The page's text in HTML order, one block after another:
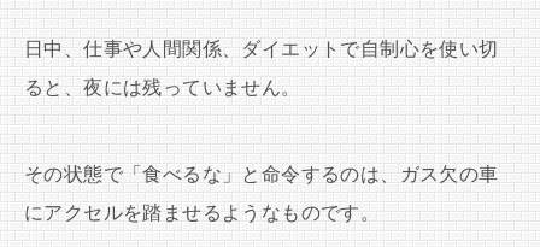
日中、仕事や人間関係、ダイエットで自制心を使い切
ると、夜には残っていません。
その状態で「食べるな」と命令するのは、ガス欠の車
にアクセルを踏ませるようなものです。